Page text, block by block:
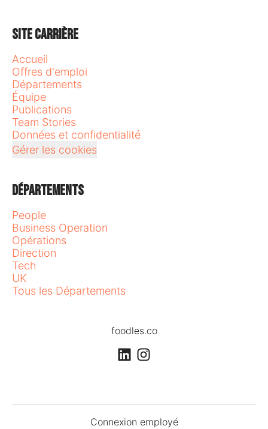
Site carrière
Accueil
Offres d'emploi
Départements
Équipe
Publications
Team Stories
Données et confidentialité
Gérer les cookies
Départements
People
Business Operation
Opérations
Direction
Tech
UK
Tous les Départements
foodles.co
Connexion employé